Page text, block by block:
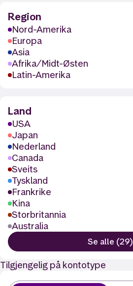
Region
Nord-Amerika
Europa
Asia
Afrika/Midt-Østen
Latin-Amerika
Land
USA
Japan
Nederland
Canada
Sveits
Tyskland
Frankrike
Kina
Storbritannia
Australia
Se alle (29)
Tilgjengelig på kontotype